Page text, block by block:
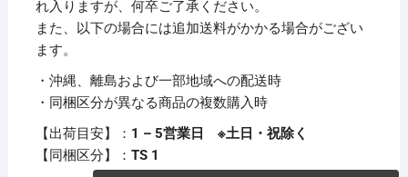
れ入りますが、何卒ご了承ください。
また、以下の場合には追加送料がかかる場合がござい
ます。
・沖縄、離島および一部地域への配送時
・同梱区分が異なる商品の複数購入時
【出荷目安】： 1 – 5営業日 ※土日・祝除く
【同梱区分】： TS 1